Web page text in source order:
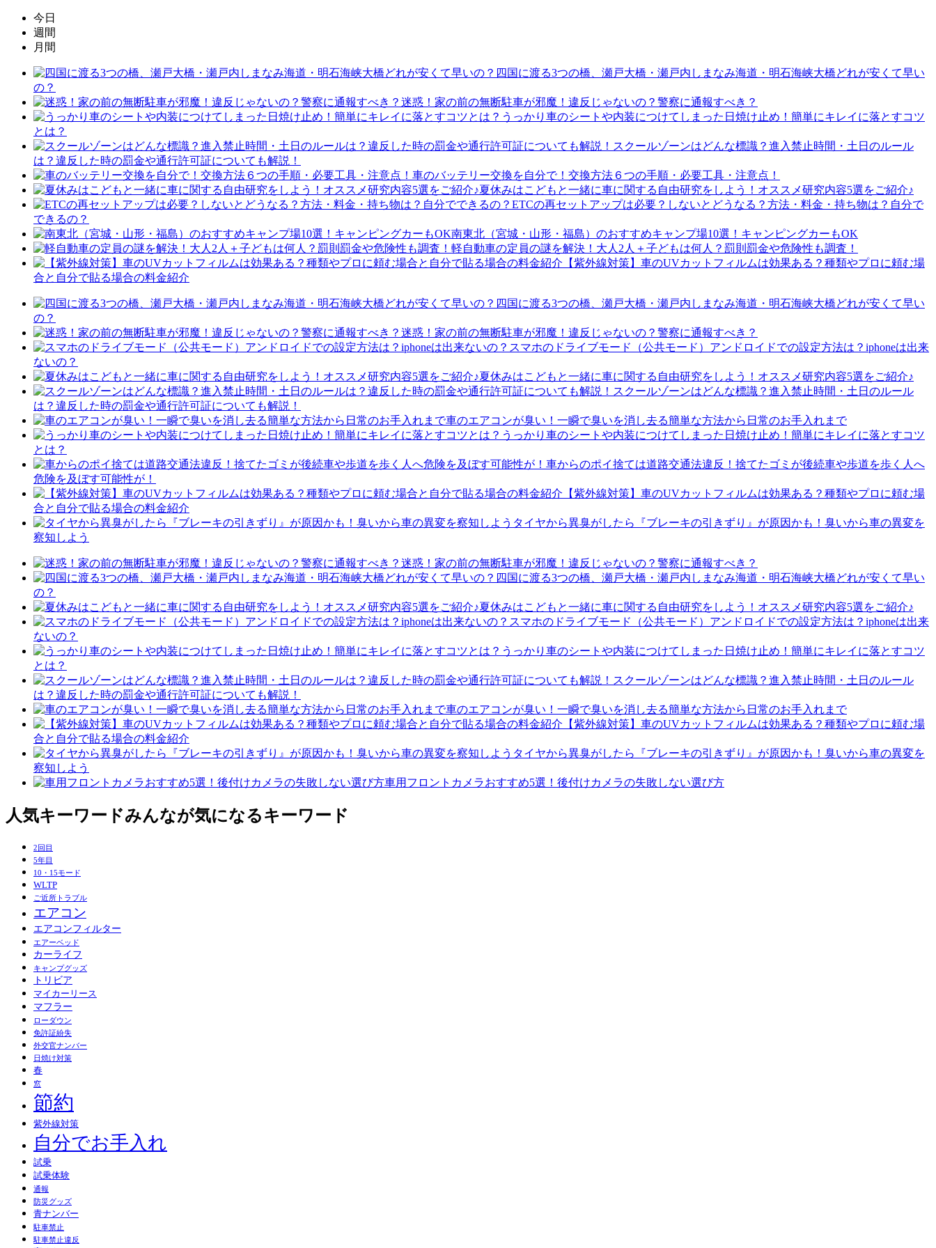
今日
週間
月間
四国に渡る3つの橋、瀬戸大橋・瀬戸内しまなみ海道・明石海峡大橋どれが安くて早い
の？
迷惑！家の前の無断駐車が邪魔！違反じゃないの？警察に通報すべき？
うっかり車のシートや内装につけてしまった日焼け止め！簡単にキレイに落とすコツ
とは？
スクールゾーンはどんな標識？進入禁止時間・土日のルール
は？違反した時の罰金や通行許可証についても解説！
車のバッテリー交換を自分で！交換方法６つの手順・必要工具・注意点！
夏休みはこどもと一緒に車に関する自由研究をしよう！オススメ研究内容5選をご紹介♪
ETCの再セットアップは必要？しないとどうなる？方法・料金・持ち物は？自分で
できるの？
南東北（宮城・山形・福島）のおすすめキャンプ場10選！キャンピングカーもOK
軽自動車の定員の謎を解決！大人2人＋子どもは何人？罰則罰金や危険性も調査！
【紫外線対策】車のUVカットフィルムは効果ある？種類やプロに頼む場
合と自分で貼る場合の料金紹介
四国に渡る3つの橋、瀬戸大橋・瀬戸内しまなみ海道・明石海峡大橋どれが安くて早い
の？
迷惑！家の前の無断駐車が邪魔！違反じゃないの？警察に通報すべき？
スマホのドライブモード（公共モード）アンドロイドでの設定方法は？iphoneは出来
ないの？
夏休みはこどもと一緒に車に関する自由研究をしよう！オススメ研究内容5選をご紹介♪
スクールゾーンはどんな標識？進入禁止時間・土日のルール
は？違反した時の罰金や通行許可証についても解説！
車のエアコンが臭い！一瞬で臭いを消し去る簡単な方法から日常のお手入れまで
うっかり車のシートや内装につけてしまった日焼け止め！簡単にキレイに落とすコツ
とは？
車からのポイ捨ては道路交通法違反！捨てたゴミが後続車や歩道を歩く人へ
危険を及ぼす可能性が！
【紫外線対策】車のUVカットフィルムは効果ある？種類やプロに頼む場
合と自分で貼る場合の料金紹介
タイヤから異臭がしたら『ブレーキの引きずり』が原因かも！臭いから車の異変を
察知しよう
迷惑！家の前の無断駐車が邪魔！違反じゃないの？警察に通報すべき？
四国に渡る3つの橋、瀬戸大橋・瀬戸内しまなみ海道・明石海峡大橋どれが安くて早い
の？
夏休みはこどもと一緒に車に関する自由研究をしよう！オススメ研究内容5選をご紹介♪
スマホのドライブモード（公共モード）アンドロイドでの設定方法は？iphoneは出来
ないの？
うっかり車のシートや内装につけてしまった日焼け止め！簡単にキレイに落とすコツ
とは？
スクールゾーンはどんな標識？進入禁止時間・土日のルール
は？違反した時の罰金や通行許可証についても解説！
車のエアコンが臭い！一瞬で臭いを消し去る簡単な方法から日常のお手入れまで
【紫外線対策】車のUVカットフィルムは効果ある？種類やプロに頼む場
合と自分で貼る場合の料金紹介
タイヤから異臭がしたら『ブレーキの引きずり』が原因かも！臭いから車の異変を
察知しよう
車用フロントカメラおすすめ5選！後付けカメラの失敗しない選び方
人気キーワードみんなが気になるキーワード
2回目
5年目
10・15モード
WLTP
ご近所トラブル
エアコン
エアコンフィルター
エアーベッド
カーライフ
キャンプグッズ
トリビア
マイカーリース
マフラー
ローダウン
免許証紛失
外交官ナンバー
日焼け対策
春
窓
節約
紫外線対策
自分でお手入れ
試乗
試乗体験
通報
防災グッズ
青ナンバー
駐車禁止
駐車禁止違反